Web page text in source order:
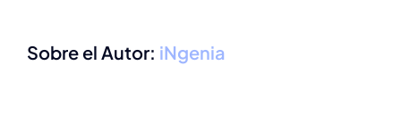
Sobre el Autor: iNgenia